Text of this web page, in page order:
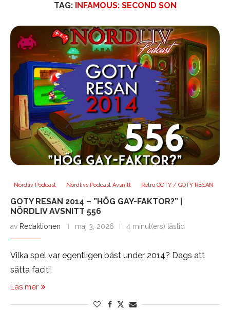
TAG: INFAMOUS: SECOND SON
Nördliv Podcast Nördlivs Podcast Avsnitt Retro GOTY / GOTY RESAN
GOTY RESAN 2014 – ”HÖG GAY-FAKTOR?” |
NÖRDLIV AVSNITT 556
av Redaktionen maj 3, 2026 4 minut(ers) lästid
Vilka spel var egentligen bäst under 2014? Dags att
sätta facit!
Läs mer